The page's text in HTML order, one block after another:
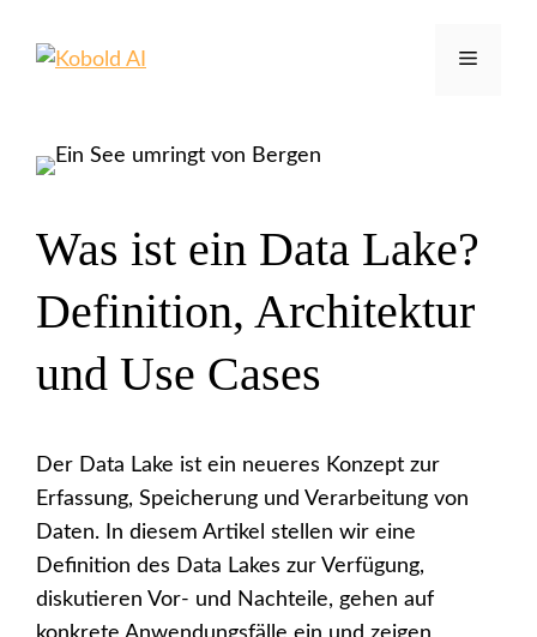
Inhalt
Menü
Was ist ein Data Lake?
Definition, Architektur
und Use Cases
Der Data Lake ist ein neueres Konzept zur
Erfassung, Speicherung und Verarbeitung von
Daten. In diesem Artikel stellen wir eine
Definition des Data Lakes zur Verfügung,
diskutieren Vor- und Nachteile, gehen auf